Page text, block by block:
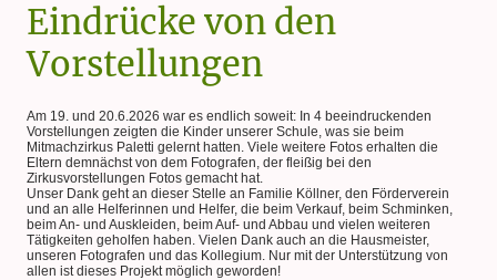
Eindrücke von den
Vorstellungen
Am 19. und 20.6.2026 war es endlich soweit: In 4 beeindruckenden
Vorstellungen zeigten die Kinder unserer Schule, was sie beim
Mitmachzirkus Paletti gelernt hatten. Viele weitere Fotos erhalten die
Eltern demnächst von dem Fotografen, der fleißig bei den
Zirkusvorstellungen Fotos gemacht hat.
Unser Dank geht an dieser Stelle an Familie Köllner, den Förderverein
und an alle Helferinnen und Helfer, die beim Verkauf, beim Schminken,
beim An- und Auskleiden, beim Auf- und Abbau und vielen weiteren
Tätigkeiten geholfen haben. Vielen Dank auch an die Hausmeister,
unseren Fotografen und das Kollegium. Nur mit der Unterstützung von
allen ist dieses Projekt möglich geworden!